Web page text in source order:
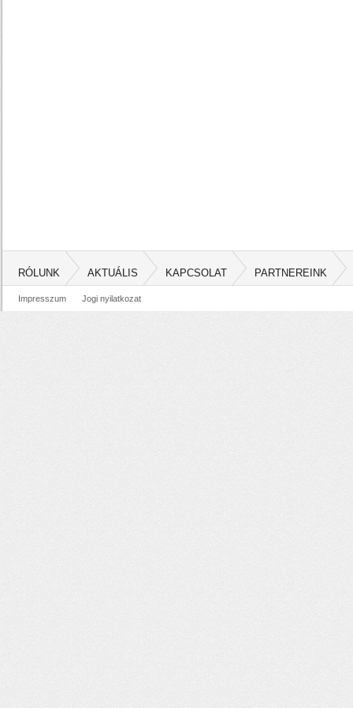
RÓLUNK AKTUÁLIS KAPCSOLAT PARTNEREINK
Impresszum Jogi nyilatkozat